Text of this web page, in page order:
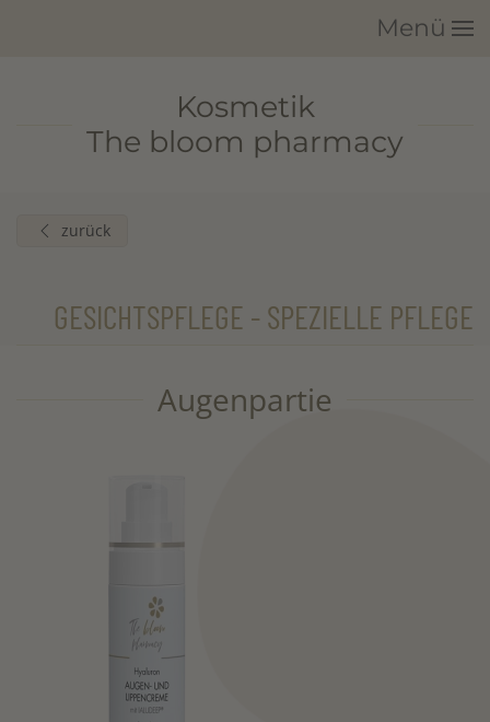
Menü
Kosmetik
The bloom pharmacy
zurück
GESICHTSPFLEGE - SPEZIELLE PFLEGE
Augenpartie